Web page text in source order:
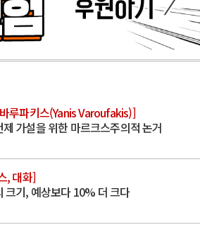
루파키스(Yanis Varoufakis)]
가설을 위한 마르크스주의적 논거
, 대화]
크기, 예상보다 10% 더 크다